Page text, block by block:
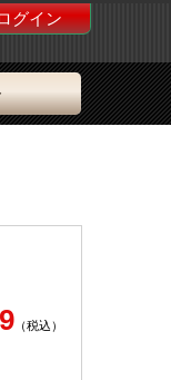
グイン
（税込）